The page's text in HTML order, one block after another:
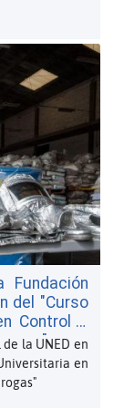
del "Curso
Control e
la UNED en
en